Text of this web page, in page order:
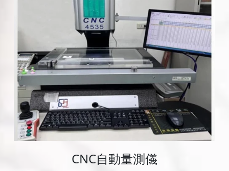
CNC自動量測儀